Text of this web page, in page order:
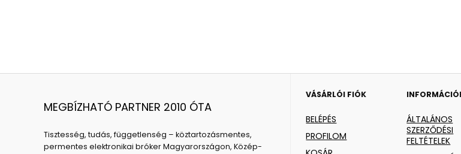
MEGBÍZHATÓ PARTNER 2010 ÓTA
Tisztesség, tudás, függetlenség – köztartozásmentes,
permentes elektronikai bróker Magyarországon, Közép-
VÁSÁRLÓI FIÓK
BELÉPÉS
PROFILOM
ÁLTALÁNOS
SZERZŐDÉSI
FELTÉTELEK